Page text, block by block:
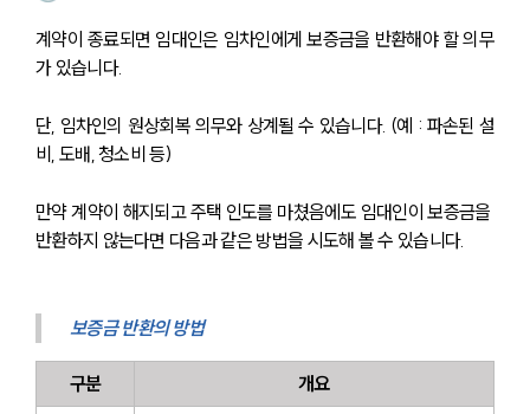
계약이 종료되면 임대인은 임차인에게 보증금을 반환해야 할 의무
가 있습니다.
단, 임차인의 원상회복 의무와 상계될 수 있습니다. (예 : 파손된 설
비, 도배, 청소비 등)
만약 계약이 해지되고 주택 인도를 마쳤음에도 임대인이 보증금을
반환하지 않는다면 다음과 같은 방법을 시도해 볼 수 있습니다.
보증금 반환의 방법
구분 개요